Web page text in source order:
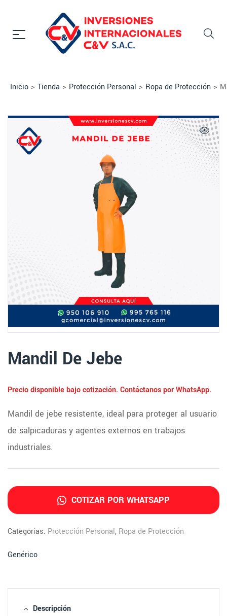
Inicio > Tienda > Protección Personal > Ropa de Protección >
Mandil De Jebe
Precio disponible bajo cotización. Contáctanos por WhatsApp.
Mandil de jebe resistente, ideal para proteger al usuario
de salpicaduras y agentes externos en trabajos
industriales.
COTIZAR POR WHATSAPP
Categorías: Protección Personal, Ropa de Protección
Genérico
Descripción